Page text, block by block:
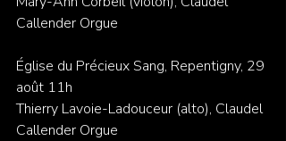
Callender Orgue
Église du Précieux Sang, Repentigny, 29
août 11h
Thierry Lavoie-Ladouceur (alto), Claudel
Callender Orgue